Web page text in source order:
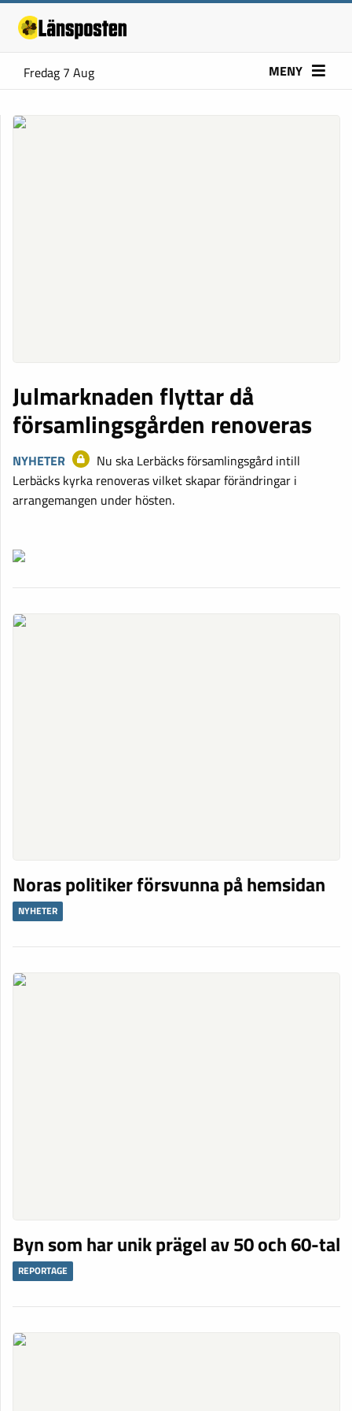
Fredag 7 Aug MENY
Julmarknaden flyttar då
församlingsgården renoveras
NYHETER
Nu ska Lerbäcks församlingsgård intill
Lerbäcks kyrka renoveras vilket skapar förändringar i
arrangemangen under hösten.
Noras politiker försvunna på hemsidan
NYHETER
Byn som har unik prägel av 50 och 60-tal
REPORTAGE